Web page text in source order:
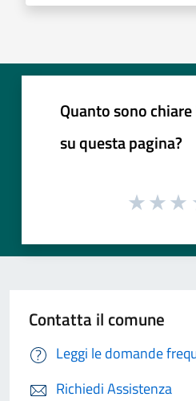
Quanto sono
su questa pagina?
Contatta il comune
Leggi le domande
Richiedi Assistenza